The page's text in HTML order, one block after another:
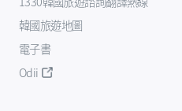
韓國旅遊地圖
電子書
Odii